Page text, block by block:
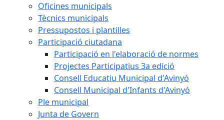
Oficines municipals
Tècnics municipals
Pressupostos i plantilles
Participació ciutadana
Participació en l'elaboració de normes
Projectes Participatius 3a edició
Consell Educatiu Municipal d'Avinyó
Consell Municipal d'Infants d'Avinyó
Ple municipal
Junta de Govern